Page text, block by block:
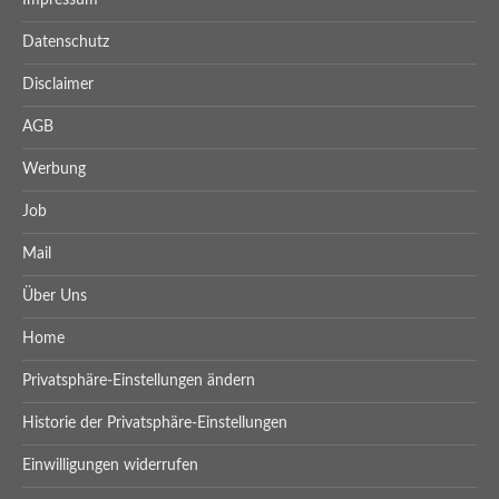
Datenschutz
Disclaimer
AGB
Werbung
Job
Mail
Über Uns
Home
Privatsphäre-Einstellungen ändern
Historie der Privatsphäre-Einstellungen
Einwilligungen widerrufen